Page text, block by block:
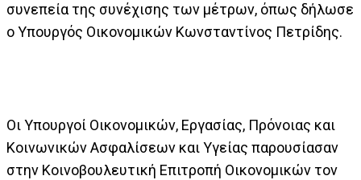
συνεπεία της συνέχισης των μέτρων, όπως δήλωσε
ο Υπουργός Οικονομικών Κωνσταντίνος Πετρίδης.
Οι Υπουργοί Οικονομικών, Εργασίας, Πρόνοιας και
Κοινωνικών Ασφαλίσεων και Υγείας παρουσίασαν
στην Κοινοβουλευτική Επιτροπή Οικονομικών τον